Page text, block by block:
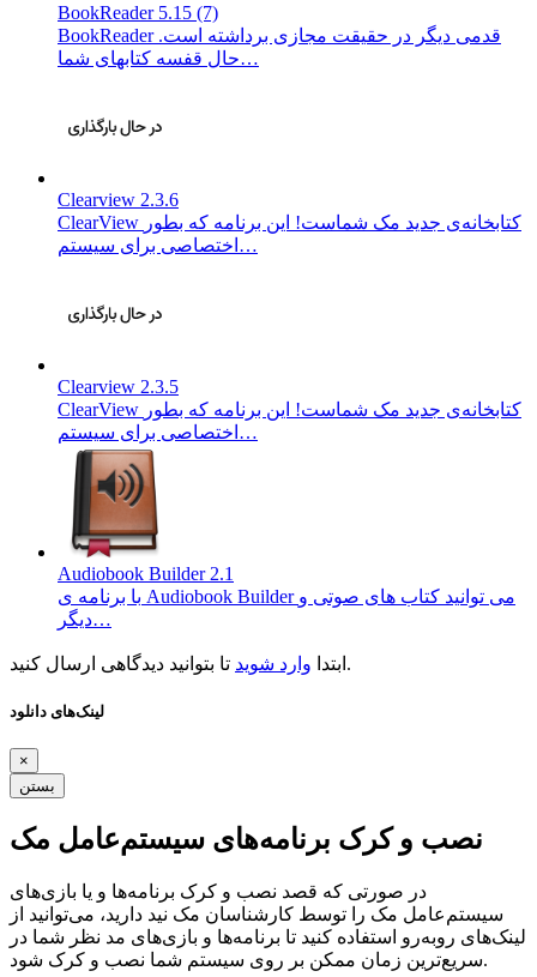
BookReader 5.15 (7)
BookReader قدمی دیگر در حقیقت مجازی برداشته است.
حال قفسه کتابهای شما…
Clearview 2.3.6
ClearView کتابخانه‌ی جدید مک شماست! این برنامه که بطور
اختصاصی برای سیستم…
Clearview 2.3.5
ClearView کتابخانه‌ی جدید مک شماست! این برنامه که بطور
اختصاصی برای سیستم…
Audiobook Builder 2.1
با برنامه ی Audiobook Builder می توانید کتاب های صوتی و
دیگر…
ابتدا وارد شوید تا بتوانید دیدگاهی ارسال کنید.
لینک‌های دانلود
×
بستن
نصب و کرک برنامه‌های سیستم‌عامل مک
در صورتی که قصد نصب و کرک برنامه‌ها و یا بازی‌های
سیستم‌عامل مک را توسط کارشناسان مک نید دارید، می‌توانید از
لینک‌های رو‌به‌رو استفاده کنید تا برنامه‌ها و بازی‌های مد نظر شما در
سریع‌ترین زمان ممکن بر روی سیستم شما نصب و کرک شود.